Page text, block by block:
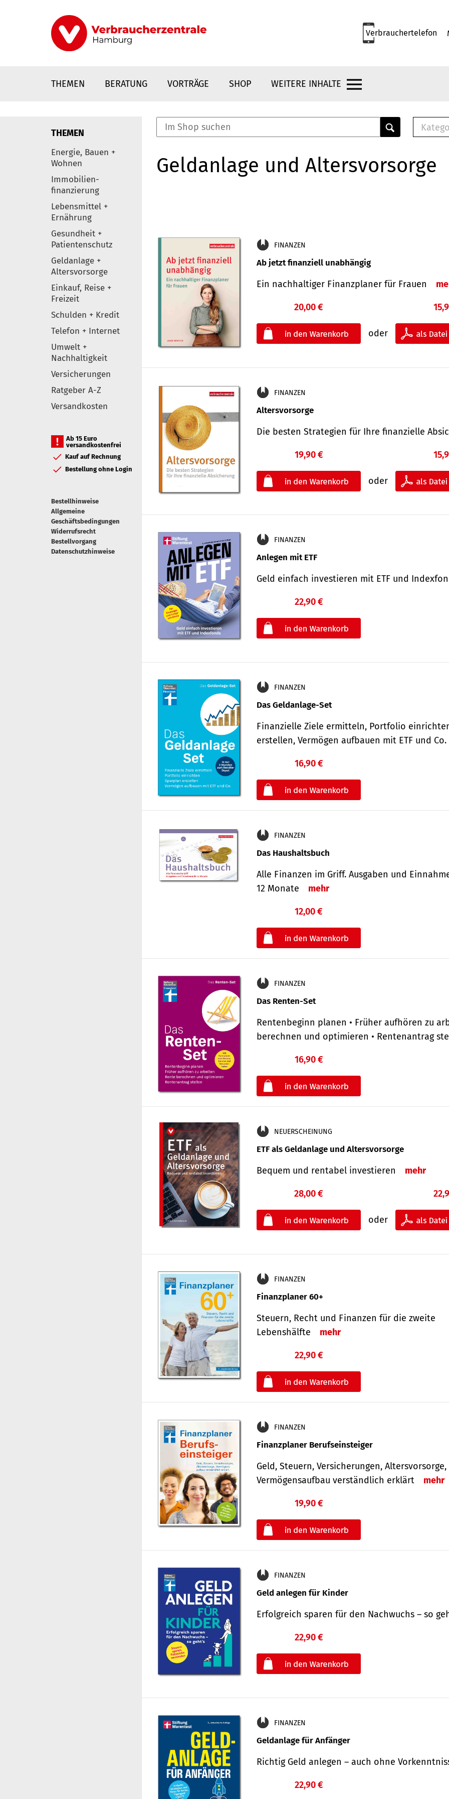
Verbrauchertelefon
THEMEN BERATUNG VORTRÄGE SHOP WEITERE INHALTE
Elemente
THEMEN
Energie, Bauen +
Wohnen
Immobilien-
finanzierung
Lebensmittel +
Ernährung
Gesundheit +
Patientenschutz
Geldanlage +
Altersvorsorge
Einkauf, Reise +
Freizeit
Schulden + Kredit
Telefon + Internet
Umwelt +
Nachhaltigkeit
Versicherungen
Ratgeber A-Z
Versandkosten
Ab 15 Euro
versandkostenfrei
Kauf auf Rechnung
Bestellung ohne Login
Bestellhinweise
Allgemeine
Geschäftsbedingungen
Widerrufsrecht
Bestellvorgang
Datenschutzhinweise
E-
Geldanlage und Altersvorsorge
FINANZEN
Ab jetzt finanziell unabhängig
Ein nachhaltiger Finanzplaner für Frauen
20,00 €
oder
FINANZEN
Altersvorsorge
Die besten Strategien für Ihre finanzielle
19,90 €
oder
FINANZEN
Anlegen mit ETF
Geld einfach investieren mit ETF und
22,90 €
FINANZEN
Das Geldanlage-Set
Finanzielle Ziele ermitteln, Portfolio
erstellen, Vermögen aufbauen mit ETF und
16,90 €
FINANZEN
Das Haushaltsbuch
Alle Finanzen im Griff. Aus­gaben und
12 Monate
mehr
12,00 €
FINANZEN
Das Renten-Set
Rentenbeginn planen • Früher aufhören zu
berechnen und optimieren • Rentenantrag
16,90 €
NEUERSCHEINUNG
ETF als Geldanlage und Altersvorsorge
Bequem und rentabel investieren mehr
28,00 €
oder
FINANZEN
Finanzplaner 60+
Steuern, Recht und Finanzen für die zweite
Lebenshälfte
mehr
22,90 €
FINANZEN
Finanzplaner Berufseinsteiger
Geld, Steuern, Versicherungen, Altersvorsorge,
Vermögensaufbau verständlich erklärt
mehr
19,90 €
FINANZEN
Geld anlegen für Kinder
Erfolgreich sparen für den Nachwuchs – so
22,90 €
FINANZEN
Geldanlage für Anfänger
Richtig Geld anlegen – auch ohne
22,90 €